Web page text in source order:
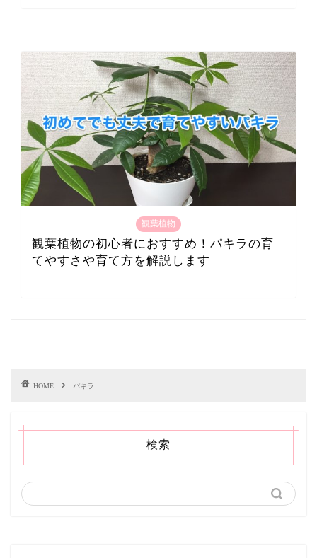
観葉植物
観葉植物の初心者におすすめ！パキラの育
てやすさや育て方を解説します
HOME パキラ
検索